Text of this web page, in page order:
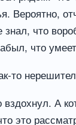
Вероятно,
знал, что
что
А
это